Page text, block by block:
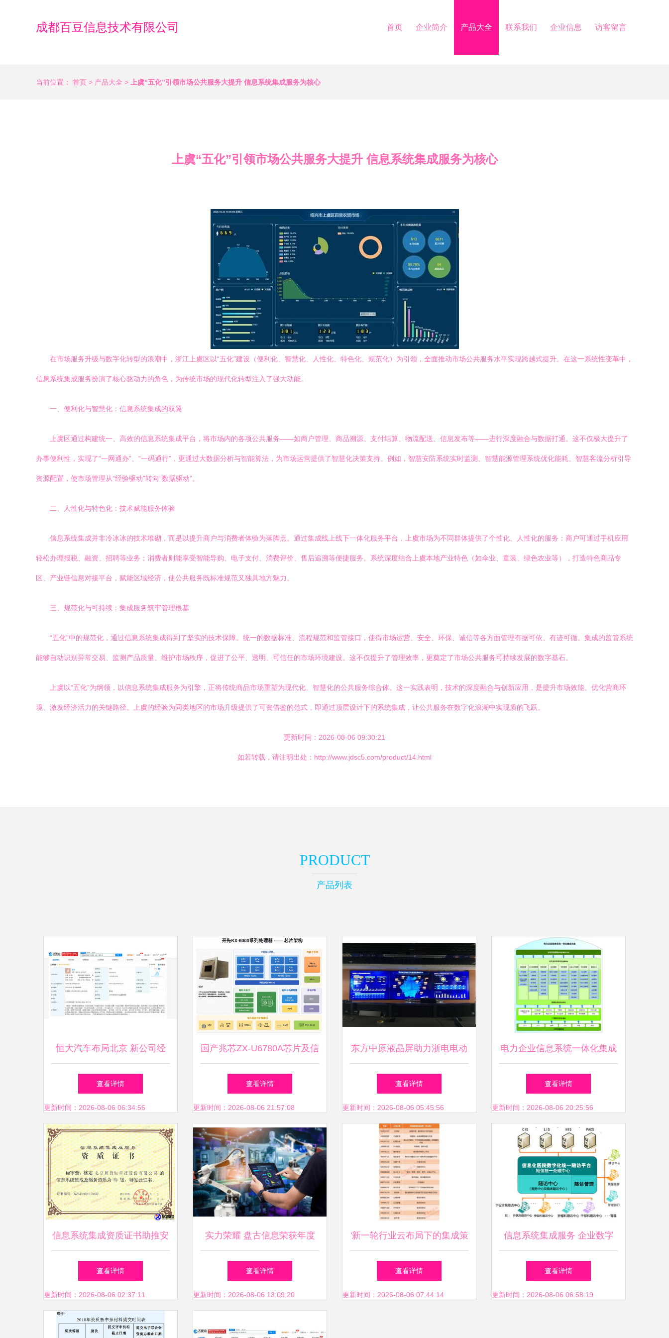
成都百豆信息技术有限公司 首页 企业简介 产品大全 联系我们 企业信息 访客留言
当前位置： 首页 > 产品大全 > 上虞“五化”引领市场公共服务大提升 信息系统集成服务为核心
上虞“五化”引领市场公共服务大提升 信息系统集成服务为核心
在市场服务升级与数字化转型的浪潮中，浙江上虞区以“五化”建设（便利化、智慧化、人性化、特色化、规范化）为引领，全面推动市场公共服务水平实现跨越式提升。在这一系统性变革中，
信息系统集成服务扮演了核心驱动力的角色，为传统市场的现代化转型注入了强大动能。
一、便利化与智慧化：信息系统集成的双翼
上虞区通过构建统一、高效的信息系统集成平台，将市场内的各项公共服务——如商户管理、商品溯源、支付结算、物流配送、信息发布等——进行深度融合与数据打通。这不仅极大提升了
办事便利性，实现了“一网通办”、“一码通行”，更通过大数据分析与智能算法，为市场运营提供了智慧化决策支持。例如，智慧安防系统实时监测、智慧能源管理系统优化能耗、智慧客流分析引导
资源配置，使市场管理从“经验驱动”转向“数据驱动”。
二、人性化与特色化：技术赋能服务体验
信息系统集成并非冷冰冰的技术堆砌，而是以提升商户与消费者体验为落脚点。通过集成线上线下一体化服务平台，上虞市场为不同群体提供了个性化、人性化的服务：商户可通过手机应用
轻松办理报税、融资、招聘等业务；消费者则能享受智能导购、电子支付、消费评价、售后追溯等便捷服务。系统深度结合上虞本地产业特色（如伞业、童装、绿色农业等），打造特色商品专
区、产业链信息对接平台，赋能区域经济，使公共服务既标准规范又独具地方魅力。
三、规范化与可持续：集成服务筑牢管理根基
“五化”中的规范化，通过信息系统集成得到了坚实的技术保障。统一的数据标准、流程规范和监管接口，使得市场运营、安全、环保、诚信等各方面管理有据可依、有迹可循。集成的监管系统
能够自动识别异常交易、监测产品质量、维护市场秩序，促进了公平、透明、可信任的市场环境建设。这不仅提升了管理效率，更奠定了市场公共服务可持续发展的数字基石。
上虞以“五化”为纲领，以信息系统集成服务为引擎，正将传统商品市场重塑为现代化、智慧化的公共服务综合体。这一实践表明，技术的深度融合与创新应用，是提升市场效能、优化营商环
境、激发经济活力的关键路径。上虞的经验为同类地区的市场升级提供了可资借鉴的范式，即通过顶层设计下的系统集成，让公共服务在数字化浪潮中实现质的飞跃。
更新时间：2026-08-06 09:30:21
如若转载，请注明出处：http://www.jdsc5.com/product/14.html
PRODUCT
产品列表
恒大汽车布局北京 新公司经
营范围含网约车与信息系统集
成服务
查看详情
更新时间：2026-08-06 06:34:56
国产兆芯ZX-U6780A芯片及信
创主板在统信和麒麟系统下的
表现与系统集成服务分析
查看详情
更新时间：2026-08-06 21:57:08
东方中原液晶屏助力浙电电动
汽车公司信息系统集成服务升
级
查看详情
更新时间：2026-08-06 05:45:56
电力企业信息系统一体化集成
方案v1.0——信息系统集成服
务深度解析
查看详情
更新时间：2026-08-06 20:25:56
信息系统集成资质证书助推安
防创新 北京欣智恒科技股份
有限公司的领航之路
查看详情
更新时间：2026-08-06 02:37:11
实力荣耀 盘古信息荣获年度
大奖，引领智能制造新篇章
查看详情
更新时间：2026-08-06 13:09:20
'新一轮行业云布局下的集成策
略解读及提能表现阐释析’ –需
要展示全面结构化达五层应用
查看详情
更新时间：2026-08-06 07:44:14
信息系统集成服务 企业数字
化转型的核心驱动力
查看详情
更新时间：2026-08-06 06:58:19